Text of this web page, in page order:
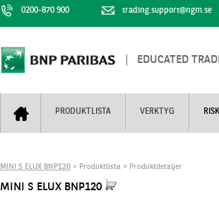
0200-870 900 trading.support@ngm.se
EDUCATED
PRODUKTLISTA VERKTYG
Mini Futures
Nyhestbrev+
Finansiell information
MINI S ELUX BNP120 > Produktlista > Produktdetaljer
MINI S ELUX BNP120